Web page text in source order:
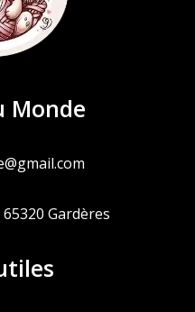
Monde
Gardères